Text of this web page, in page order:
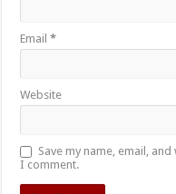
Email*
Website
Save my name, email,
I comment.